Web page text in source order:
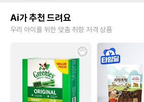
Ai가 추천 드려요
우리 아이를 위한 맞춤 취향 저격 상품